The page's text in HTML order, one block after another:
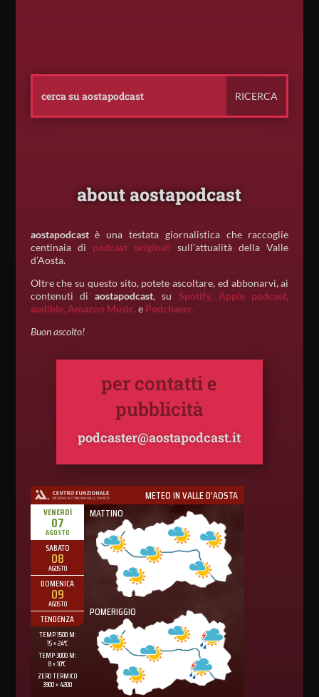
about aostapodcast
aostapodcastè una testata giornalistica che raccoglie
centinaia di podcast originali sull’attualità della Valle
d’Aosta.
Oltre che su questo sito, potete ascoltare, ed abbonarvi, ai
contenuti diaostapodcast, su Spotify, Apple podcast,
audible, Amazon Music,e Podchaser.
Buon ascolto!
per contatti e
pubblicità
podcaster@aostapodcast.it